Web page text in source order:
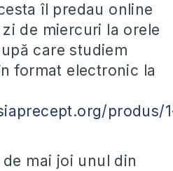
îl predau online
de miercuri la orele
care studiem
format electronic la
produs/
mai joi unul din